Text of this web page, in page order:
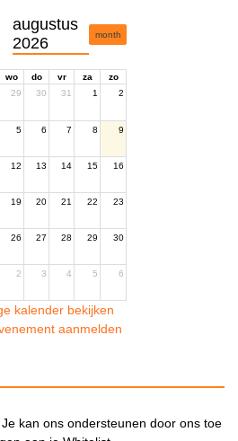
augustus
2026
month
wo do vr za
zo
29 30 31 1 2
5 6 7 8 9
12 13 14 15 16
19 20 21 22 23
26 27 28 29 30
2 3 4 5 6
kalender bekijken
aanmelden
kan ons ondersteunen door ons toe